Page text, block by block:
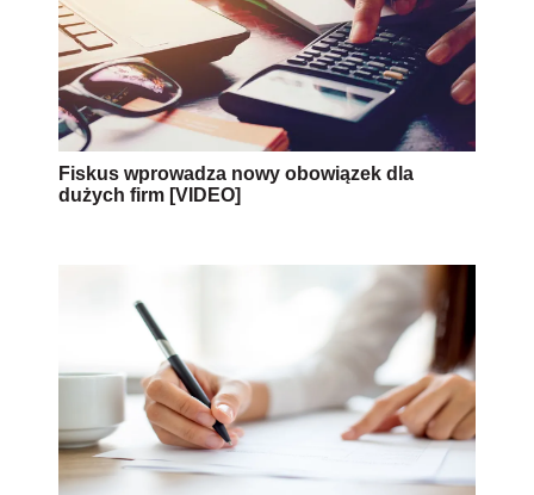
Fiskus wprowadza nowy obowiązek dla
dużych firm [VIDEO]